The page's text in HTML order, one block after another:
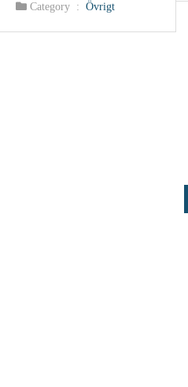
Category : Övrigt